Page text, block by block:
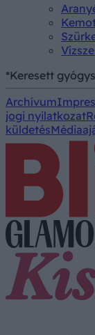
*Keresett
Archívum
jogi nyilatkozat
küldetés